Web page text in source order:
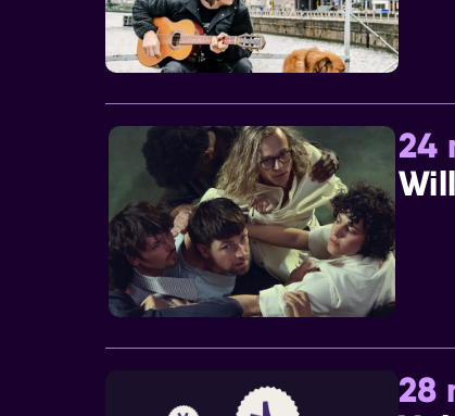
24
28